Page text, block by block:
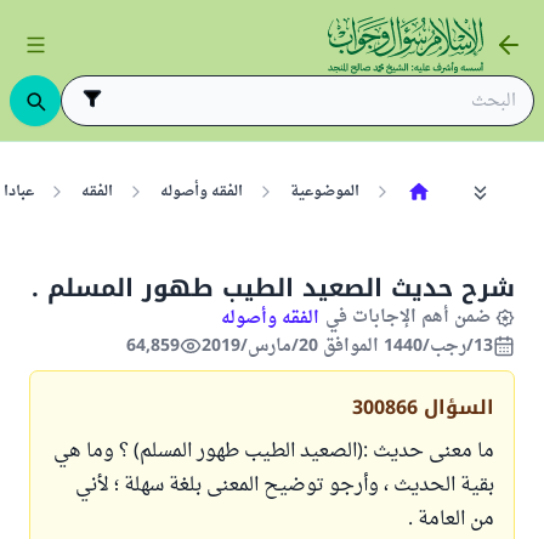
الموضوعية الفقه وأصوله الفقه
شرح حديث الصعيد الطيب طهور المسلم .
ضمن أهم الإجابات في الفقه وأصوله
13/رجب/1440 الموافق 20/مارس/2019
64,859
السؤال 300866
ما معنى حديث :(الصعيد الطيب طهور المسلم) ؟ وما هي
بقية الحديث ، وأرجو توضيح المعنى بلغة سهلة ؛ لأني
من العامة .